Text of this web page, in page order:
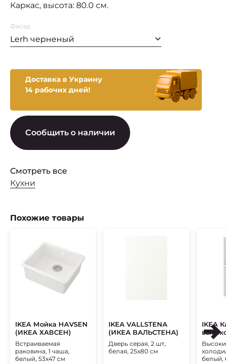
Каркас, высота: 80.0 см.
Фасад
Lerh черненый
Доставка в Украину
14 рабочих дней!
Сообщить о наличии
Смотреть все
Кухни
Похожие товары
IKEA Мойка HAVSEN
(ИКЕА ХАВСЕН)
Встраиваемая
раковина, 1 чаша,
белый, 53x47 см
IKEA VALLSTENA
(ИКЕА ВАЛЬСТЕНА)
Дверь серая, 2 шт,
белая, 25х80 см
IKEA
белый,